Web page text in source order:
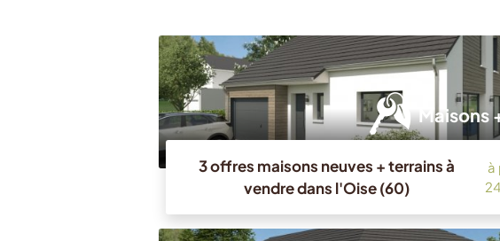
Maisons
3 offres maisons neuves + terrains à
vendre dans l'Oise (60)
à